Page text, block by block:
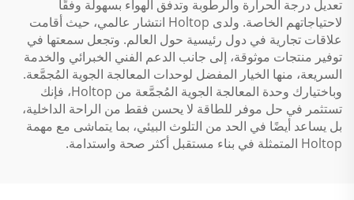
تعديل درجة الحرارة والرطوبة وتدفق الهواء بسهولة وفقًا
لاحتياجاتهم الخاصة. ولدى Holtop انتشار عالمي، حيث أقامت
علاقات تجارية في دول رئيسية حول العالم. وتجعل سمعتها في
توفير منتجات موثوقة، إلى جانب الدعم الفني الخبرائي والخدمة
السريعة، منها الخيار المفضل لوحدات المعالجة الجوية المُجمَّعة.
وباختيارك وحدة المعالجة الجوية المُجمَّعة من Holtop، فإنك
تستثمر في حل موفر للطاقة لا يحسن فقط من الراحة الداخلية،
بل يساعد أيضًا في الحد من التلوث البيئي، بما يتماشى مع مهمة
Holtop المتمثلة في بناء مستقبل أكثر صحة واستدامة.